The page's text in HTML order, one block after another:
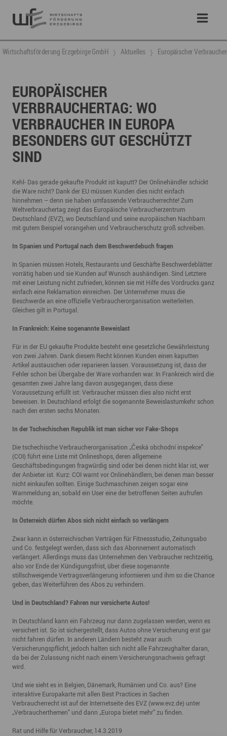
Wirtschaftsförderung Erzgebirge GmbH Aktuelles Europäischer
EUROPÄISCHER
VERBRAUCHERTAG: WO
VERBRAUCHER IN EUROPA
BESONDERS GUT GESCHÜTZT
SIND
Kehl- Das gerade gekaufte Produkt ist kaputt? Der Onlinehändler schickt
die Ware nicht? Dank der EU müssen Kunden dies nicht einfach
hinnehmen – denn sie haben umfassende Verbraucherrechte! Zum
Weltverbrauchertag zeigt das Europäische Verbraucherzentrum
Deutschland (EVZ), wo Deutschland und seine europäischen Nachbarn
mit gutem Beispiel vorangehen und Verbraucherschutz groß schreiben.
In Spanien und Portugal nach dem Beschwerdebuch fragen
In Spanien müssen Hotels, Restaurants und Geschäfte Beschwerdeblätter
vorrätig haben und sie Kunden auf Wunsch aushändigen. Sind Letztere
mit einer Leistung nicht zufrieden, können sie mit Hilfe des Vordrucks ganz
einfach eine Reklamation einreichen. Der Unternehmer muss die
Beschwerde an eine offizielle Verbraucherorganisation weiterleiten.
Gleiches gilt in Portugal.
In Frankreich: Keine sogenannte Beweislast
Für in der EU gekaufte Produkte besteht eine gesetzliche Gewährleistung
von zwei Jahren. Dank diesem Recht können Kunden einen kaputten
Artikel austauschen oder reparieren lassen. Voraussetzung ist, dass der
Fehler schon bei Übergabe der Ware vorhanden war. In Frankreich wird die
gesamten zwei Jahre lang davon ausgegangen, dass diese
Voraussetzung erfüllt ist: Verbraucher müssen dies also nicht erst
beweisen. In Deutschland erfolgt die sogenannte Beweislastumkehr schon
nach den ersten sechs Monaten.
In der Tschechischen Republik ist man sicher vor Fake-Shops
Die tschechische Verbraucherorganisation „Česká obchodní inspekce"
(COI) führt eine Liste mit Onlineshops, deren allgemeine
Geschäftsbedingungen fragwürdig sind oder bei denen nicht klar ist, wer
der Anbieter ist. Kurz: COI warnt vor Onlinehändlern, bei denen man besser
nicht einkaufen sollten. Einige Suchmaschinen zeigen sogar eine
Warnmeldung an, sobald ein User eine der betroffenen Seiten aufrufen
möchte.
In Österreich dürfen Abos sich nicht einfach so verlängern
Zwar kann in österreichischen Verträgen für Fitnessstudio, Zeitungsabo
und Co. festgelegt werden, dass sich das Abonnement automatisch
verlängert. Allerdings muss das Unternehmen den Verbraucher rechtzeitig,
also vor Ende der Kündigungsfrist, über diese sogenannte
stillschweigende Vertragsverlängerung informieren und ihm so die Chance
geben, das Weiterführen des Abos zu verhindern.
Und in Deutschland? Fahren nur versicherte Autos!
In Deutschland kann ein Fahrzeug nur dann zugelassen werden, wenn es
versichert ist. So ist sichergestellt, dass Autos ohne Versicherung erst gar
nicht fahren dürfen. In anderen Ländern besteht zwar auch
Versicherungspflicht, jedoch halten sich nicht alle Fahrzeughalter daran,
da bei der Zulassung nicht nach einem Versicherungsnachweis gefragt
wird.
Und wie sieht es in Belgien, Dänemark, Rumänien und Co. aus? Eine
interaktive Europakarte mit allen Best Practices in Sachen
Verbraucherrecht ist auf der Internetseite des EVZ (www.evz.de) unter
„Verbraucherthemen" und dann „Europa bietet mehr" zu finden.
Rat und Hilfe für Verbraucher, 14.3.2019